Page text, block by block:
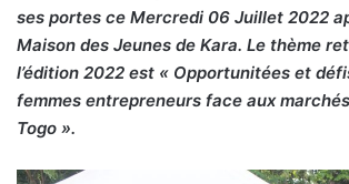
ses portes ce Mercredi 06 Juillet 2022
Maison des Jeunes de Kara. Le thème
l’édition 2022 est « Opportunitées et
femmes entrepreneurs face aux
Togo ».